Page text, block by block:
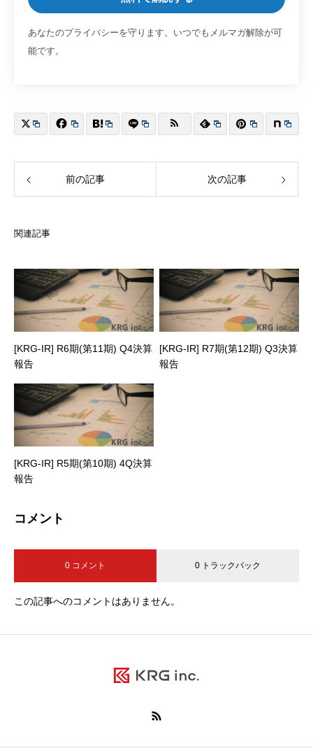
あなたのプライバシーを守ります。いつでもメルマガ解除が可
能です。
前の記事 次の記事
関連記事
[KRG-IR] R6期(第11期) Q4決算
報告
[KRG-IR] R7期(第12期) Q3決算
報告
[KRG-IR] R5期(第10期) 4Q決算
報告
コメント
0 コメント 0 トラックバック
この記事へのコメントはありません。